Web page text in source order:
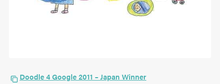
Doodle 4 Google 2011 – Japan Winner